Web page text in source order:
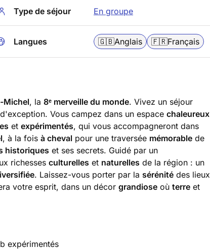
Type de séjour En groupe
Langues 🇬🇧Anglais 🇫🇷Français
Michel, la 8ᵉ merveille du monde. Vivez un séjour
d'exception. Vous campez dans un espace chaleureux
et expérimentés, qui vous accompagneront dans
, à la fois à cheval pour une traversée mémorable de
historiques et ses secrets. Guidé par un
richesses culturelles et naturelles de la région : un
. Laissez-vous porter par la sérénité des lieux
votre esprit, dans un décor grandiose où terre et
expérimentés